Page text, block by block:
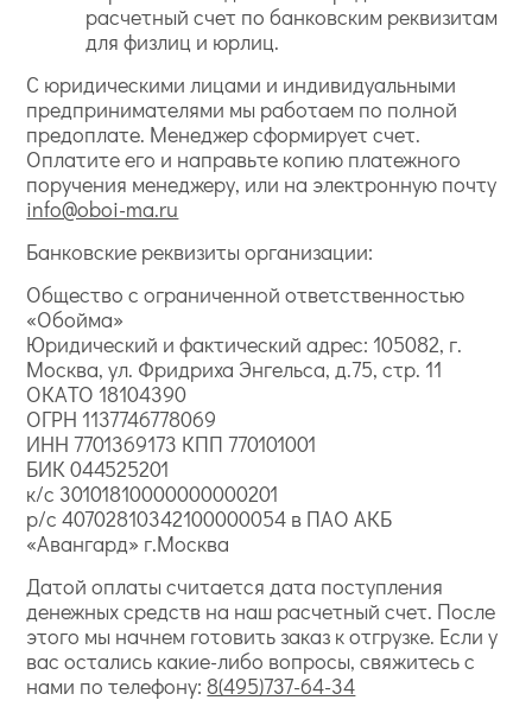
расчетный счет по банковским реквизитам
для физлиц и юрлиц.
С юридическими лицами и индивидуальными
предпринимателями мы работаем по полной
предоплате. Менеджер сформирует счет.
Оплатите его и направьте копию платежного
поручения менеджеру, или на электронную почту
info@oboi-ma.ru
Банковские реквизиты организации:
Общество с ограниченной ответственностью
«Обойма»
Юридический и фактический адрес: 105082, г.
Москва, ул. Фридриха Энгельса, д.75, стр. 11
ОКАТО 18104390
ОГРН 1137746778069
ИНН 7701369173 КПП 770101001
БИК 044525201
к/с 30101810000000000201
р/с 40702810342100000054 в ПАО АКБ
«Авангард» г.Москва
Датой оплаты считается дата поступления
денежных средств на наш расчетный счет. После
этого мы начнем готовить заказ к отгрузке. Если у
вас остались какие-либо вопросы, свяжитесь с
нами по телефону: 8(495)737-64-34